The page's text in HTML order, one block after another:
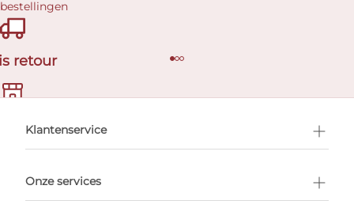
retour
afspraak
Klantenservice
Onze services